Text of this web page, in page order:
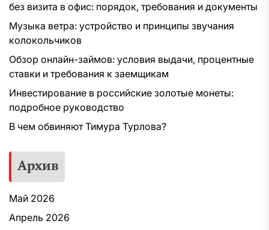
без визита в офис: порядок, требования и документы
Музыка ветра: устройство и принципы звучания
колокольчиков
Обзор онлайн-займов: условия выдачи, процентные
ставки и требования к заемщикам
Инвестирование в российские золотые монеты:
подробное руководство
В чем обвиняют Тимура Турлова?
Архив
Май 2026
Апрель 2026